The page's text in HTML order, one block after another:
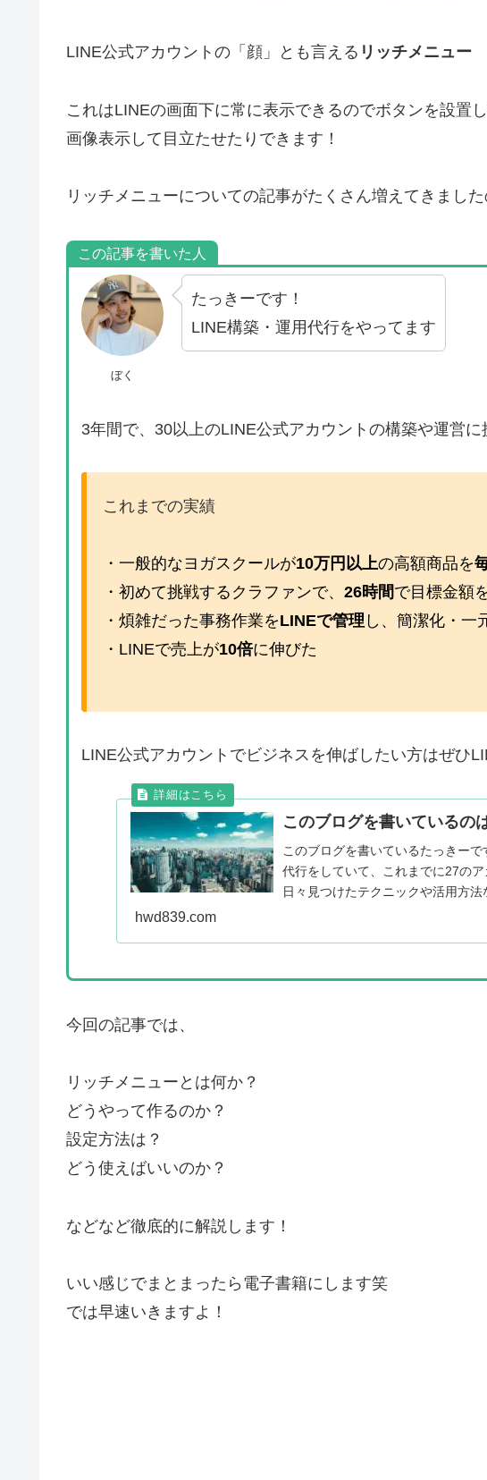
LINE公式アカウントの「顔」とも言える リッチメニュー
これはLINEの画面下に常に表示できるのでボタンを設置
画像表示して目立たせたりできます！
リッチメニューについての記事がたくさん増えてきまし
この記事を書いた人
ぼく
たっきーです！
LINE構築・運用代行をやってます
3年間で、30以上のLINE公式アカウントの構築や運営に
これまでの実績
・一般的なヨガスクールが10万円以上の高額商品を
・初めて挑戦するクラファンで、26時間で目標金額
・煩雑だった事務作業をLINEで管理 し、簡潔化・一
・LINEで売上が10倍に伸びた
LINE公式アカウントでビジネスを伸ばしたい方はぜひ
このブログを書いているの
このブログを書いているたっきー
代行をしていて、これまでに27の
日々見つけたテクニックや活用方
hwd839.com
今回の記事では、
リッチメニューとは何か？
どうやって作るのか？
設定方法は？
どう使えばいいのか？
などなど徹底的に解説します！
いい感じでまとまったら電子書籍にします笑
では早速いきますよ！